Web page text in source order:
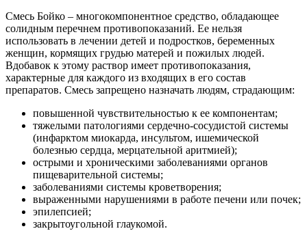
Смесь Бойко – многокомпонентное средство, обладающее
солидным перечнем противопоказаний. Ее нельзя
использовать в лечении детей и подростков, беременных
женщин, кормящих грудью матерей и пожилых людей.
Вдобавок к этому раствор имеет противопоказания,
характерные для каждого из входящих в его состав
препаратов. Смесь запрещено назначать людям, страдающим:
повышенной чувствительностью к ее компонентам;
тяжелыми патологиями сердечно-сосудистой системы
(инфарктом миокарда, инсультом, ишемической
болезнью сердца, мерцательной аритмией);
острыми и хроническими заболеваниями органов
пищеварительной системы;
заболеваниями системы кроветворения;
выраженными нарушениями в работе печени или почек;
эпилепсией;
закрытоугольной глаукомой.